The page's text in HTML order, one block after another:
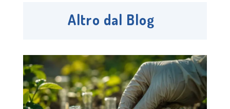
Altro dal Blog